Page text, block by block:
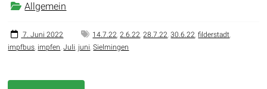
Allgemein
7. Juni 2022 14.7.22,2.6.22,28.7.22,30.6.22,filderstadt,
impfbus, impfen,Juli, juni,Sielmingen